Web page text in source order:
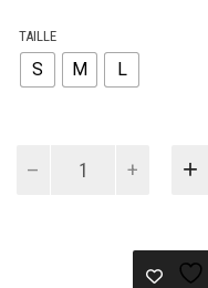
TAILLE
S M L